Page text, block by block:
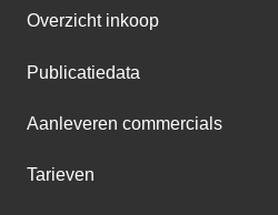
Overzicht inkoop
Publicatiedata
Aanleveren commercials
Tarieven